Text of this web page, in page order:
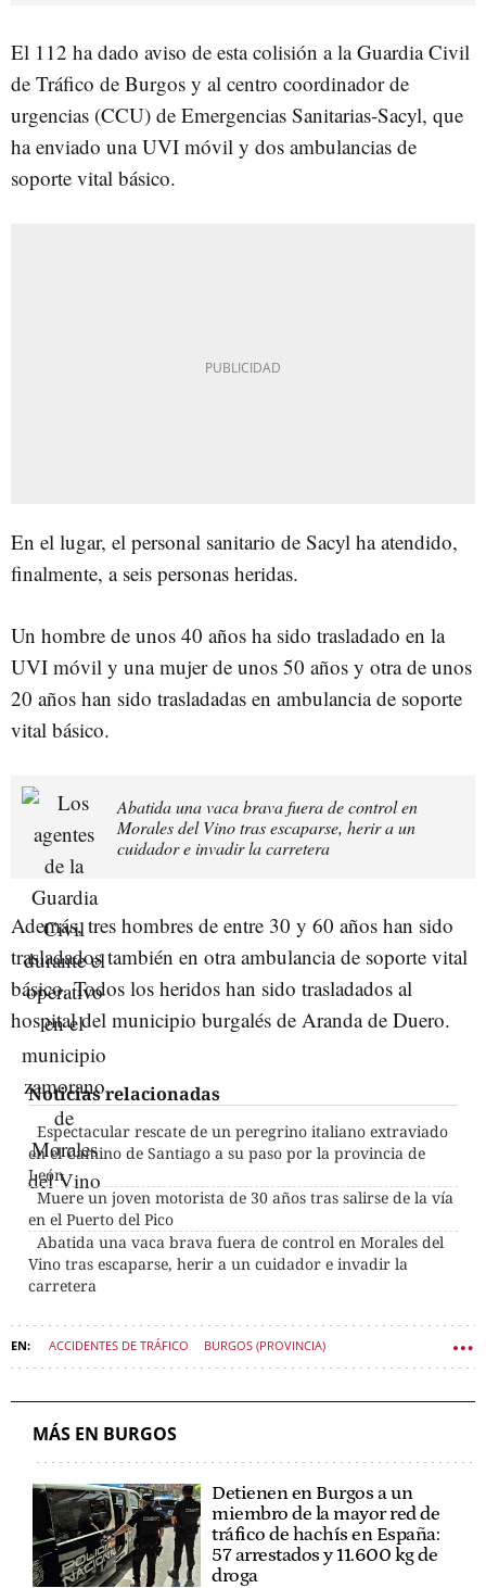
El 112 ha dado aviso de esta colisión a la Guardia Civil
de Tráfico de Burgos y al centro coordinador de
urgencias (CCU) de Emergencias Sanitarias-Sacyl, que
ha enviado una UVI móvil y dos ambulancias de
soporte vital básico.
En el lugar, el personal sanitario de Sacyl ha atendido,
finalmente, a seis personas heridas.
Un hombre de unos 40 años ha sido trasladado en la
UVI móvil y una mujer de unos 50 años y otra de unos
20 años han sido trasladadas en ambulancia de soporte
vital básico.
Abatida una vaca brava fuera de control en
Morales del Vino tras escaparse, herir a un
cuidador e invadir la carretera
Además, tres hombres de entre 30 y 60 años han sido
trasladados también en otra ambulancia de soporte vital
básico. Todos los heridos han sido trasladados al
hospital del municipio burgalés de Aranda de Duero.
Noticias relacionadas
Espectacular rescate de un peregrino italiano extraviado
en el Camino de Santiago a su paso por la provincia de
León
Muere un joven motorista de 30 años tras salirse de la vía
en el Puerto del Pico
Abatida una vaca brava fuera de control en Morales del
Vino tras escaparse, herir a un cuidador e invadir la
carretera
ACCIDENTES DE TRÁFICO BURGOS (PROVINCIA)
MÁS EN BURGOS
Detienen en Burgos a un
miembro de la mayor red de
tráfico de hachís en España:
57 arrestados y 11.600 kg de
droga